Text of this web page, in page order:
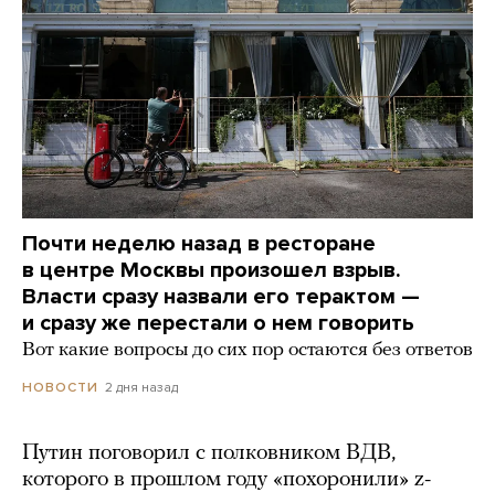
Почти неделю назад в ресторане
в центре Москвы произошел взрыв.
Власти сразу назвали его терактом —
и сразу же перестали о нем говорить
Вот какие вопросы до сих пор остаются без ответов
НОВОСТИ 2 дня назад
Путин поговорил с полковником ВДВ,
которого в прошлом году «похоронили» z-